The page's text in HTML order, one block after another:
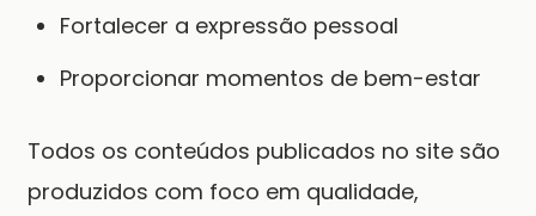
Fortalecer a expressão pessoal
Proporcionar momentos de bem-estar
Todos os conteúdos publicados no site são
produzidos com foco em qualidade,